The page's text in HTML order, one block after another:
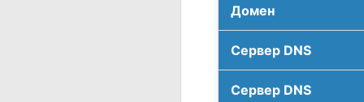
Домен
Сервер DNS
Сервер DNS